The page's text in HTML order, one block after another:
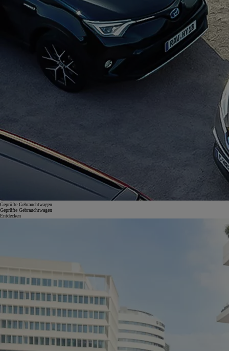
Geprüfte Gebrauchtwagen
Geprüfte Gebrauchtwagen
Entdecken